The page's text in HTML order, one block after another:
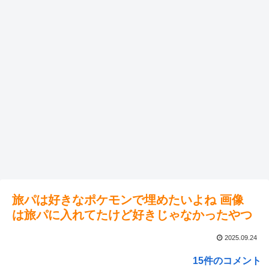
旅パは好きなポケモンで埋めたいよね 画像
は旅パに入れてたけど好きじゃなかったやつ
2025.09.24
15件のコメント